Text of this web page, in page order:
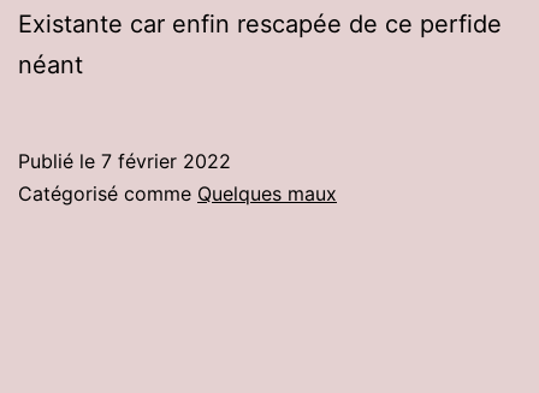
Existante car enfin rescapée de ce perfide
néant
Publié le 7 février 2022
Catégorisé comme Quelques maux